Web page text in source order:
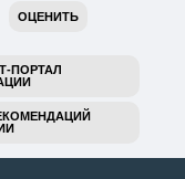
ОЦЕНИТЬ
ПОРТАЛ